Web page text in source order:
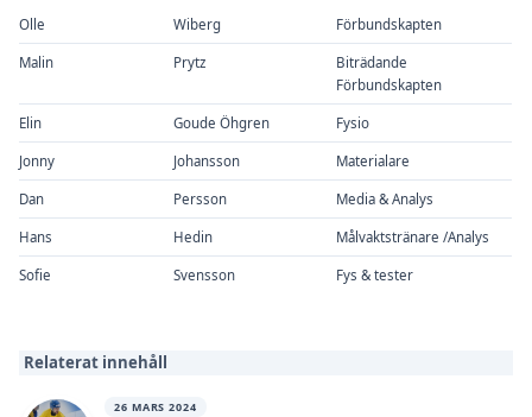
Olle Wiberg Förbundskapten
Malin Prytz
Biträdande
Förbundskapten
Elin Goude Öhgren Fysio
Jonny Johansson Materialare
Dan Persson Media & Analys
Hans Hedin Målvaktstränare /Analys
Sofie Svensson Fys & tester
Relaterat innehåll
26 MARS 2024